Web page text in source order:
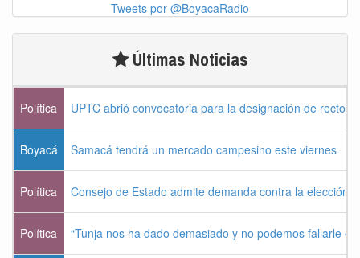
Tweets por @BoyacaRadio
Últimas Noticias
Política UPTC abrió convocatoria para la designación de rector
Boyacá Samacá tendrá un mercado campesino este viernes
Política Consejo de Estado admite demanda contra la elección
Política “Tunja nos ha dado demasiado y no podemos fallarle